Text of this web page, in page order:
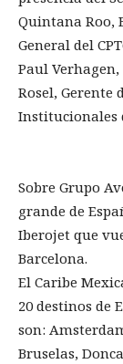
Quintana Roo,
General del
Paul
Rosel, Gerente
Institucionales
Sobre Grupo
grande de
Iberojet que
Barcelona.
El Caribe
20 destinos de
son:
Bruselas,